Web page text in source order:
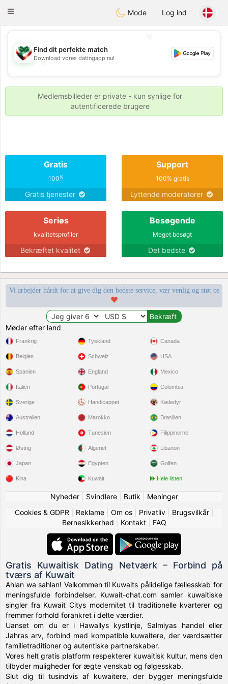
Kuwait Chat
Toggle
Mode Log ind
💖
💕
💕
Find dit perfekte match
Download vores datingapp nu!
Medlemsbilleder er private - kun synlige for
autentificerede brugere
Gratis
100%
Gratis tjenester
Support
100% gratis
Lyttende moderatorer
Seriøs
kvalitetsprofiler
Bekræftet kvalitet
Besøgende
Meget besøgt
Det bedste
Vi arbejder hårdt for at give dig den bedste service, vær venlig og støt os
Møder efter land
Frankrig
Belgien
Spanien
Italien
Sverige
Tyskland
Schweiz
England
Portugal
Handicappet
Canada
USA
Mexico
Colombia
Kæledyr
Australien
Holland
Østrig
Japan
Kina
Marokko
Tunesien
Algeriet
Egypten
Kuwait
Brasilien
Filippinerne
Libanon
Golfen
Hele listen
Nyheder| Svindlere| Butik
Meninger
Cookies & GDPR
Reklame| Om os| Privatliv| Brugsvilkår|
Børnesikkerhed
Kontakt| FAQ
Gratis Kuwaitisk Dating Netværk – Forbind på
tværs af Kuwait
Ahlan wa sahlan! Velkommen til Kuwaits pålidelige fællesskab for
meningsfulde forbindelser. Kuwait-chat.com samler kuwaitiske
singler fra Kuwait Citys modernitet til traditionelle kvarterer og
fremmer forhold forankret i delte værdier.
Uanset om du er i Hawallys kystlinje, Salmiyas handel eller
Jahras arv, forbind med kompatible kuwaitere, der værdsætter
familietraditioner og autentiske partnerskaber.
Vores helt gratis platform respekterer kuwaitisk kultur, mens den
tilbyder muligheder for ægte venskab og følgesskab.
Slut dig til tusindvis af kuwaitere, der bygger meningsfulde